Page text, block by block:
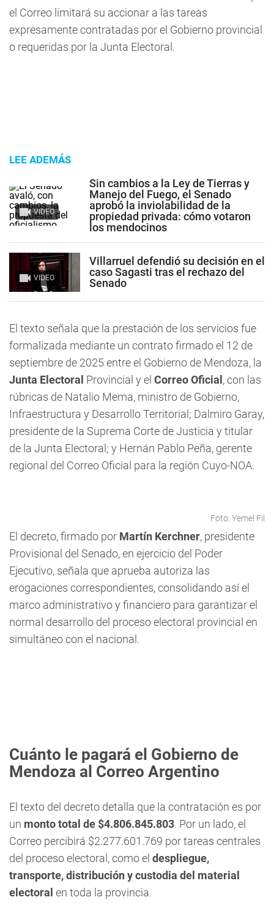
el Correo limitará su accionar a las tareas
expresamente contratadas por el Gobierno provincial
o requeridas por la Junta Electoral.
LEE ADEMÁS
VIDEO
Sin cambios a la Ley de Tierras y
Manejo del Fuego, el Senado
aprobó la inviolabilidad de la
propiedad privada: cómo votaron
los mendocinos
VIDEO
Villarruel defendió su decisión en el
caso Sagasti tras el rechazo del
Senado
El texto señala que la prestación de los servicios fue
formalizada mediante un contrato firmado el 12 de
septiembre de 2025 entre el Gobierno de Mendoza, la
Junta Electoral Provincial y el Correo Oficial , con las
rúbricas de Natalio Mema, ministro de Gobierno,
Infraestructura y Desarrollo Territorial; Dalmiro Garay,
presidente de la Suprema Corte de Justicia y titular
de la Junta Electoral; y Hernán Pablo Peña, gerente
regional del Correo Oficial para la región Cuyo-NOA.
Foto: Yemel Fil
El decreto, firmado por Martín Kerchner, presidente
Provisional del Senado, en ejercicio del Poder
Ejecutivo, señala que aprueba autoriza las
erogaciones correspondientes, consolidando así el
marco administrativo y financiero para garantizar el
normal desarrollo del proceso electoral provincial en
simultáneo con el nacional.
Cuánto le pagará el Gobierno de
Mendoza al Correo Argentino
El texto del decreto detalla que la contratación es por
un monto total de $4.806.845.803. Por un lado, el
Correo percibirá $2.277.601.769 por tareas centrales
del proceso electoral, como el despliegue,
transporte, distribución y custodia del material
electoral en toda la provincia.